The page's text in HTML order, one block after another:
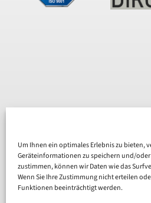
Um Ihnen ein optimales Erlebnis zu bieten,
Geräteinformationen zu speichern und/
zustimmen, können wir Daten wie das
Wenn Sie Ihre Zustimmung nicht erteilen
Funktionen beeinträchtigt werden.